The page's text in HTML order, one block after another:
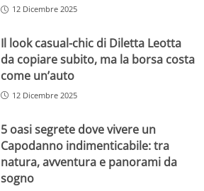
12 Dicembre 2025
Il look casual-chic di Diletta Leotta
da copiare subito, ma la borsa costa
come un’auto
12 Dicembre 2025
5 oasi segrete dove vivere un
Capodanno indimenticabile: tra
natura, avventura e panorami da
sogno